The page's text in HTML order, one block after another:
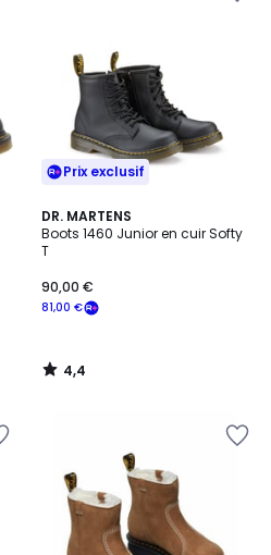
Prix exclusif
DR. MARTENS
Boots 1460 Junior en cuir Softy
T
81,00 €
90,00 €
4,4
/ 5
4,4
/